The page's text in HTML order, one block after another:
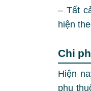
– Tất
hiện
Chi
Hiện
phụ